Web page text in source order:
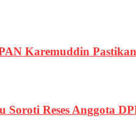
Karemuddin
Soroti Reses Anggota